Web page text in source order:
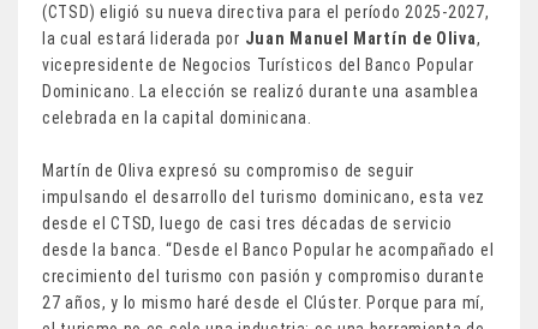
(CTSD) eligió su nueva directiva para el período 2025-2027,
la cual estará liderada por Juan Manuel Martín de Oliva,
vicepresidente de Negocios Turísticos del Banco Popular
Dominicano. La elección se realizó durante una asamblea
celebrada en la capital dominicana.
Martín de Oliva expresó su compromiso de seguir
impulsando el desarrollo del turismo dominicano, esta vez
desde el CTSD, luego de casi tres décadas de servicio
desde la banca. “Desde el Banco Popular he acompañado el
crecimiento del turismo con pasión y compromiso durante
27 años, y lo mismo haré desde el Clúster. Porque para mí,